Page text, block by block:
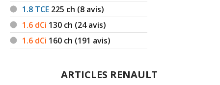
1.8 TCE 225 ch (8 avis)
1.6 dCi 130 ch (24 avis)
1.6 dCi 160 ch (191 avis)
ARTICLES RENAULT